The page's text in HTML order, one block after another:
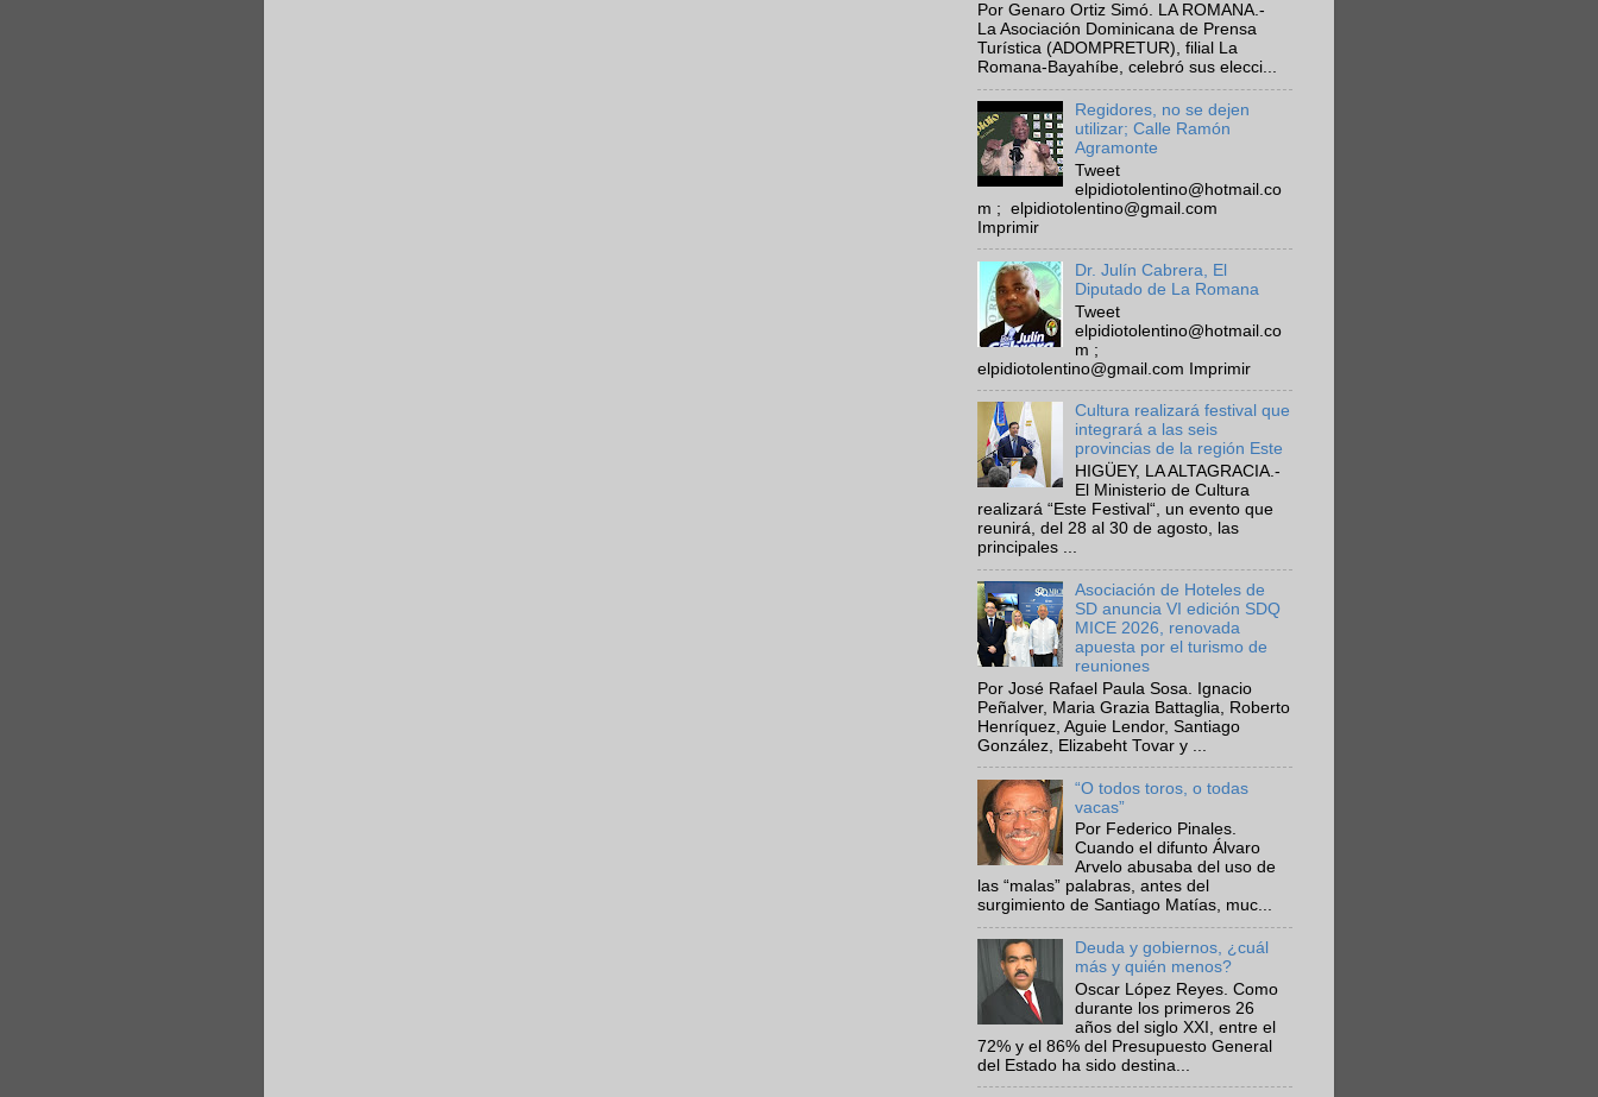
Por Genaro Ortiz Simó. LA ROMANA.-
La Asociación Dominicana de Prensa
Turística (ADOMPRETUR), filial La
Romana-Bayahíbe, celebró sus elecci...
Regidores, no se dejen
utilizar; Calle Ramón
Agramonte
Tweet
elpidiotolentino@hotmail.co
m ; elpidiotolentino@gmail.com
Imprimir
Dr. Julín Cabrera, El
Diputado de La Romana
Tweet
elpidiotolentino@hotmail.co
m ;
elpidiotolentino@gmail.com Imprimir
Cultura realizará festival que
integrará a las seis
provincias de la región Este
HIGÜEY, LA ALTAGRACIA.-
El Ministerio de Cultura
realizará “Este Festival“, un evento que
reunirá, del 28 al 30 de agosto, las
principales ...
Asociación de Hoteles de
SD anuncia VI edición SDQ
MICE 2026, renovada
apuesta por el turismo de
reuniones
Por José Rafael Paula Sosa. Ignacio
Peñalver, Maria Grazia Battaglia, Roberto
Henríquez, Aguie Lendor, Santiago
González, Elizabeht Tovar y ...
“O todos toros, o todas
vacas”
Por Federico Pinales.
Cuando el difunto Álvaro
Arvelo abusaba del uso de
las “malas” palabras, antes del
surgimiento de Santiago Matías, muc...
Deuda y gobiernos, ¿cuál
más y quién menos?
Oscar López Reyes. Como
durante los primeros 26
años del siglo XXI, entre el
72% y el 86% del Presupuesto General
del Estado ha sido destina...